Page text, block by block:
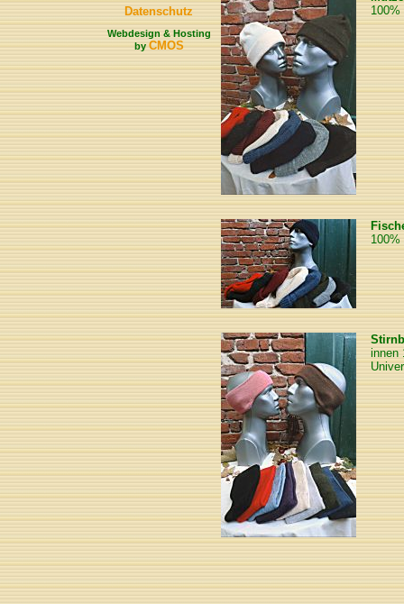
Datenschutz
Webdesign & Hosting
byCMOS
innen